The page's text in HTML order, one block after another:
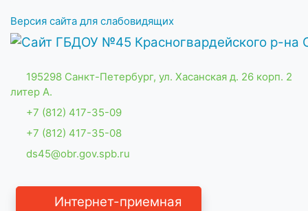
Версия сайта для слабовидящих
195298 Санкт-Петербург, ул. Хасанская д. 26 корп. 2
литер А.
+7 (812) 417-35-09
+7 (812) 417-35-08
ds45@obr.gov.spb.ru
Интернет-приемная